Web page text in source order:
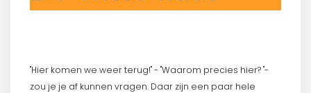
"Hier komen we weer terug!" - "Waarom precies hier? "-
zou je je af kunnen vragen. Daar zijn een paar hele